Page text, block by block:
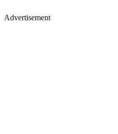
Advertisement